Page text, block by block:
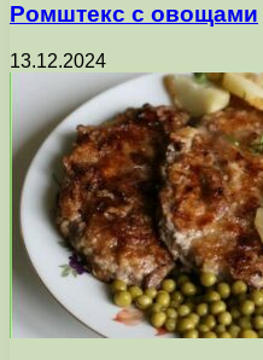
Ромштекс с овощами
13.12.2024